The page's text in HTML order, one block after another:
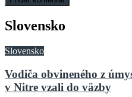
Slovensko
Slovensko
Vodiča obvineného z
v Nitre vzali do väzby